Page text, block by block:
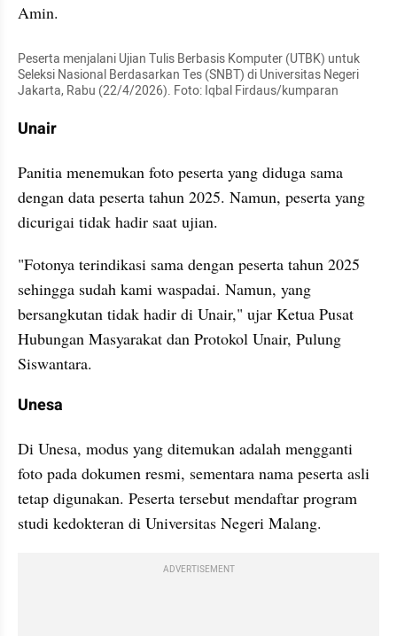
Amin.
Peserta menjalani Ujian Tulis Berbasis Komputer (UTBK) untuk
Seleksi Nasional Berdasarkan Tes (SNBT) di Universitas Negeri
Jakarta, Rabu (22/4/2026). Foto: Iqbal Firdaus/kumparan
Unair
Panitia menemukan foto peserta yang diduga sama
dengan data peserta tahun 2025. Namun, peserta yang
dicurigai tidak hadir saat ujian.
"Fotonya terindikasi sama dengan peserta tahun 2025
sehingga sudah kami waspadai. Namun, yang
bersangkutan tidak hadir di Unair," ujar Ketua Pusat
Hubungan Masyarakat dan Protokol Unair, Pulung
Siswantara.
Unesa
Di Unesa, modus yang ditemukan adalah mengganti
foto pada dokumen resmi, sementara nama peserta asli
tetap digunakan. Peserta tersebut mendaftar program
studi kedokteran di Universitas Negeri Malang.
ADVERTISEMENT